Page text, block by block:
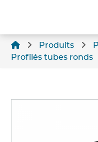
Produits
Profilés tubes ronds